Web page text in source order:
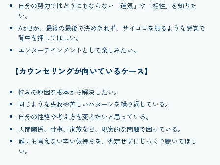
自分の努力ではどうにもならない「運気」や「相性」を知りた
い。
AかBか、最後の最後で決めきれず、サイコロを振るような感覚で
背中を押してほしい。
エンターテインメントとして楽しみたい。
【カウンセリングが向いているケース】
悩みの原因を根本から解決したい。
同じような失敗や苦しいパターンを繰り返している。
自分の性格や考え方を変えたいと思っている。
人間関係、仕事、家族など、現実的な問題で困っている。
誰にも言えない辛い気持ちを、否定せずにじっくり聴いてほし
い。